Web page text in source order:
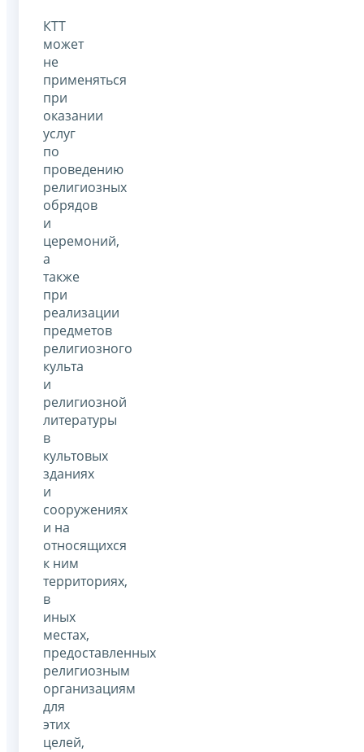
КТТ
может
не
применяться
при
оказании
услуг
по
проведению
религиозных
обрядов
и
церемоний,
а
также
при
реализации
предметов
религиозного
культа
и
религиозной
литературы
в
культовых
зданиях
и
сооружениях
и на
относящихся
к ним
территориях,
в
иных
местах,
предоставленных
религиозным
организациям
для
этих
целей,